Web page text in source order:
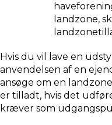
landzone,
Hvis du vil lave en
anvendelsen af en
ansøge om en
er tilladt, hvis det
kræver som